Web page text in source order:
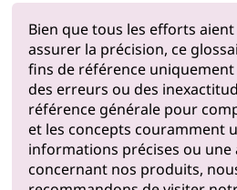
Bien que tous les efforts
assurer la précision, ce
fins de référence
des erreurs ou des
référence générale pour
et les concepts couramment
informations précises ou une
concernant nos produits,